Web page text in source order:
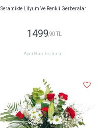
Seramikte Lilyum Ve Renkli Gerberalar
1499 ,90 TL
Aynı Gün Teslimat